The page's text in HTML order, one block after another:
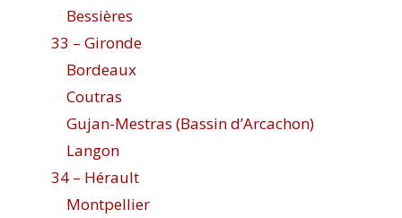
Bessières
33 – Gironde
Bordeaux
Coutras
Gujan-Mestras (Bassin d’Arcachon)
Langon
34 – Hérault
Montpellier